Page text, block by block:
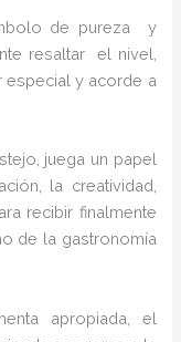
de pureza y
resaltar el nivel,
especial y acorde a
juega un papel
la creatividad,
recibir finalmente
de la gastronomía
apropiada, el